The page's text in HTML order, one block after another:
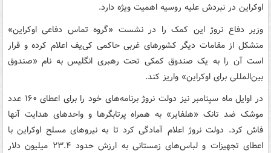
اوکراین در نبردش علیه روسیه اهمیت ویژه دارد.
وزیر دفاع نروژ این کمک را در نشست «گروه تماس دفاعی اوکراین»
متشکل از مقامات دیگر کشورهای غربی حاکمی کی‌یف اعلام کرده و قرار
است آن را به یک صندوق کمکی تحت رهبری انگلیس به نام «صندوق
بین‌المللی برای اوکراین» واریز کند.
در اوایل ماه سپتامبر نیز دولت نروژ برنامه‌های خود را برای اعطای ۱۶۰ عدد
موشک ضد تانک «هلفایر» به همراه پرتابگرها و واحدهای هدایت آنها
فاش کرد. دولت نروژ اعلام آمادگی کرد تا به نیروهای مسلح اوکراین با
اعطای تجهیزات و لباس‌های زمستانی به ارزش حدود ۲۳.۴ میلیون دلار